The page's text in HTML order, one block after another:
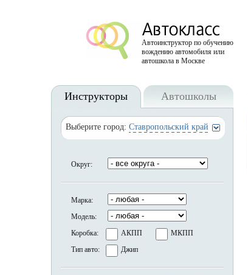
Автоинструктор по обучению
вождению автомобиля или
автошкола в Москве
Инструкторы Автошколы
Выберите город: Ставропольский край
Округ:
Марка:
Модель:
Коробка:
АКПП
МКПП
Тип авто:
Джип